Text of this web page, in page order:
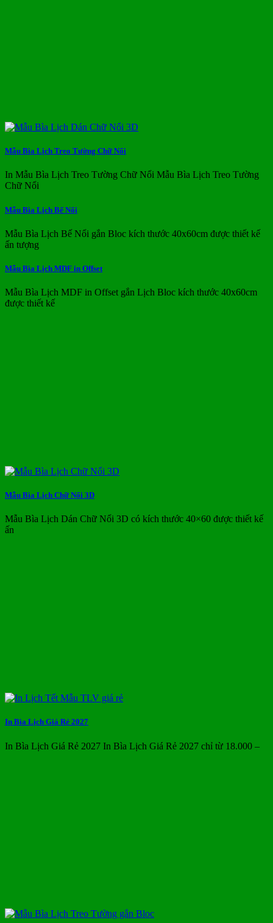
Mẫu Bìa Lịch Treo Tường Chữ Nổi
In Mẫu Bìa Lịch Treo Tường Chữ Nổi Mẫu Bìa Lịch Treo Tường
Chữ Nổi
Mẫu Bìa Lịch Bế Nổi
Mẫu Bìa Lịch Bế Nổi gắn Bloc kích thước 40x60cm được thiết kế
ấn tượng
Mẫu Bìa Lịch MDF in Offset
Mẫu Bìa Lịch MDF in Offset gắn Lịch Bloc kích thước 40x60cm
được thiết kế
Mẫu Bìa Lịch Chữ Nổi 3D
Mẫu Bìa Lịch Dán Chữ Nổi 3D có kích thước 40×60 được thiết kế
ấn
In Bìa Lịch Giá Rẻ 2027
In Bìa Lịch Giá Rẻ 2027 In Bìa Lịch Giá Rẻ 2027 chỉ từ 18.000 –